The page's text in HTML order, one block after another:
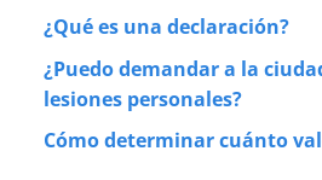
¿Qué es una declaración?
¿Puedo demandar a la
lesiones personales?
Cómo determinar cuánto